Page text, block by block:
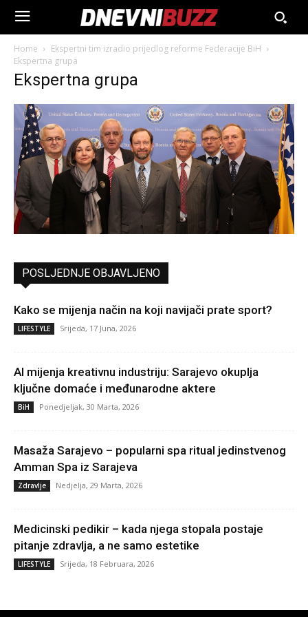
Home
Ekspertni tim izradio prijedlog reforme Federacije BiH
Ekspertna grupa
Ekspertna grupa
POSLJEDNJE OBJAVLJENO
Kako se mijenja način na koji navijači prate sport?
LIFESTYLE Srijeda, 17 Juna, 2026
AI mijenja kreativnu industriju: Sarajevo okuplja
ključne domaće i međunarodne aktere
BiH Ponedjeljak, 30 Marta, 2026
Masaža Sarajevo – popularni spa ritual jedinstvenog
Amman Spa iz Sarajeva
Zdravlje Nedjelja, 29 Marta, 2026
Medicinski pedikir – kada njega stopala postaje
pitanje zdravlja, a ne samo estetike
LIFESTYLE Srijeda, 18 Februara, 2026